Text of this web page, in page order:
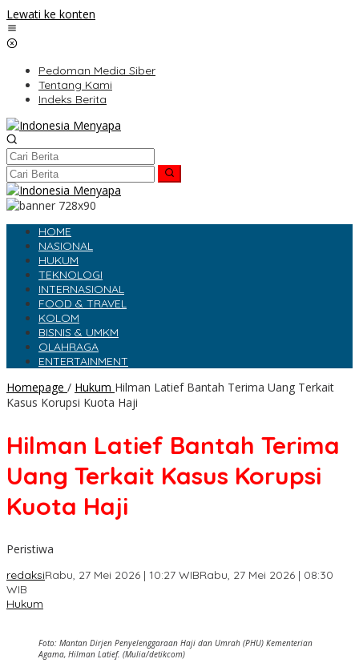
Lewati ke konten
Pedoman Media Siber
Tentang Kami
Indeks Berita
HOME
NASIONAL
HUKUM
TEKNOLOGI
INTERNASIONAL
FOOD & TRAVEL
KOLOM
BISNIS & UMKM
OLAHRAGA
ENTERTAINMENT
Homepage / Hukum Hilman Latief Bantah Terima Uang Terkait
Kasus Korupsi Kuota Haji
Hilman Latief Bantah Terima
Uang Terkait Kasus Korupsi
Kuota Haji
Peristiwa
redaksiRabu, 27 Mei 2026 | 10:27 WIBRabu, 27 Mei 2026 | 08:30
WIB
Hukum
Foto: Mantan Dirjen Penyelenggaraan Haji dan Umrah (PHU) Kementerian
Agama, Hilman Latief. (Mulia/detikcom)